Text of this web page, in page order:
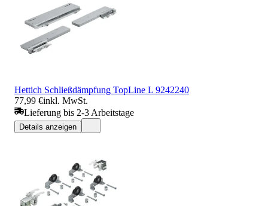
Hettich Schließdämpfung TopLine L 9242240
77,99 €inkl. MwSt.
Lieferung bis 2-3 Arbeitstage
Details anzeigen